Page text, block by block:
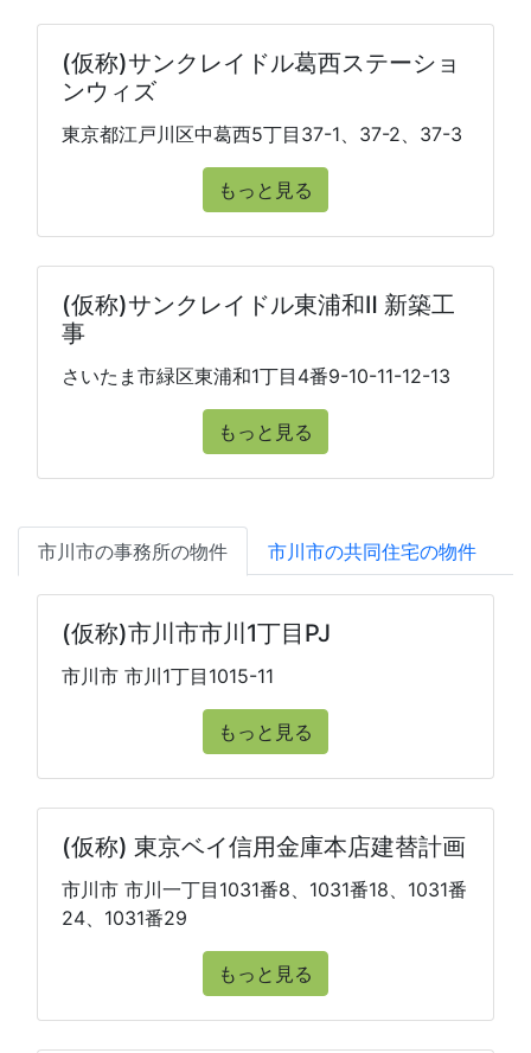
(仮称)サンクレイドル葛西ステーショ
ンウィズ
東京都江戸川区中葛西5丁目37-1、37-2、37-3
もっと見る
(仮称)サンクレイドル東浦和Ⅱ 新築工
事
さいたま市緑区東浦和1丁目4番9-10-11-12-13
もっと見る
市川市の事務所の物件 市川市の共同住宅の物件
(仮称)市川市市川1丁目PJ
市川市 市川1丁目1015-11
もっと見る
(仮称) 東京ベイ信用金庫本店建替計画
市川市 市川一丁目1031番8、1031番18、1031番
24、1031番29
もっと見る